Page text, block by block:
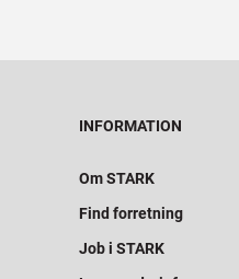
INFORMATION
Om STARK
Find forretning
Job i STARK